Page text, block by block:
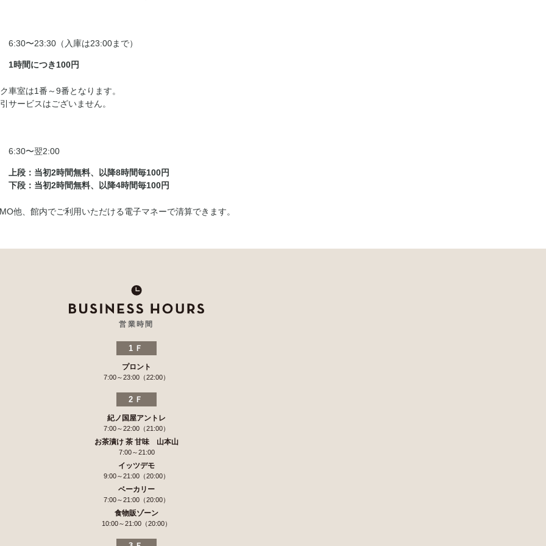
6:30〜23:30（入庫は23:00まで）
1時間につき100円
車室は1番～9番となります。
サービスはございません。
6:30〜翌2:00
上段：当初2時間無料、以降8時間毎100円
下段：当初2時間無料、以降4時間毎100円
他、館内でご利用いただける電子マネーで清算できます。
営業時間
1Ｆ
プロント
7:00～23:00（22:00）
2Ｆ
紀ノ国屋アントレ
7:00～22:00（21:00）
お茶漬け 茶 甘味 山本山
7:00～21:00
イッツデモ
9:00～21:00（20:00）
ベーカリー
7:00～21:00（20:00）
食物販ゾーン
10:00～21:00（20:00）